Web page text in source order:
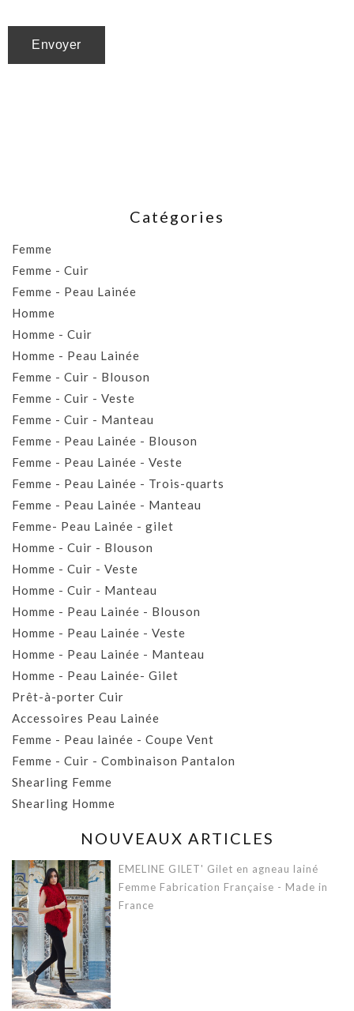
Catégories
Femme
Femme - Cuir
Femme - Peau Lainée
Homme
Homme - Cuir
Homme - Peau Lainée
Femme - Cuir - Blouson
Femme - Cuir - Veste
Femme - Cuir - Manteau
Femme - Peau Lainée - Blouson
Femme - Peau Lainée - Veste
Femme - Peau Lainée - Trois-quarts
Femme - Peau Lainée - Manteau
Femme- Peau Lainée - gilet
Homme - Cuir - Blouson
Homme - Cuir - Veste
Homme - Cuir - Manteau
Homme - Peau Lainée - Blouson
Homme - Peau Lainée - Veste
Homme - Peau Lainée - Manteau
Homme - Peau Lainée- Gilet
Prêt-à-porter Cuir
Accessoires Peau Lainée
Femme - Peau lainée - Coupe Vent
Femme - Cuir - Combinaison Pantalon
Shearling Femme
Shearling Homme
NOUVEAUX ARTICLES
EMELINE GILET' Gilet en agneau lainé
Femme Fabrication Française - Made in
France